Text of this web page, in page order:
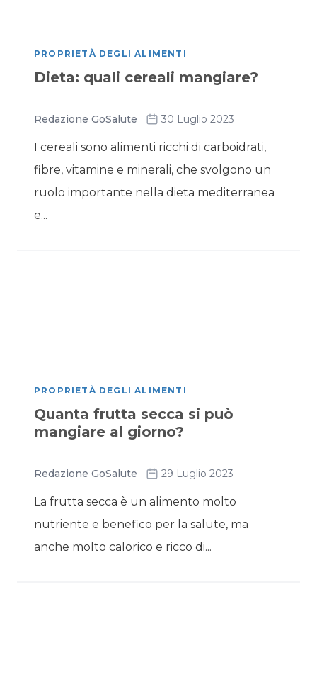
PROPRIETÀ DEGLI ALIMENTI
Dieta: quali cereali mangiare?
Redazione GoSalute 30 Luglio 2023
I cereali sono alimenti ricchi di carboidrati,
fibre, vitamine e minerali, che svolgono un
ruolo importante nella dieta mediterranea
e...
PROPRIETÀ DEGLI ALIMENTI
Quanta frutta secca si può
mangiare al giorno?
Redazione GoSalute 29 Luglio 2023
La frutta secca è un alimento molto
nutriente e benefico per la salute, ma
anche molto calorico e ricco di...